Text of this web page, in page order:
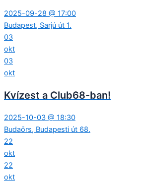
2025-09-28 @ 17:00
Budapest, Sarjú út 1.
03
okt
03
okt
Kvízest a Club68-ban!
2025-10-03 @ 18:30
Budaörs, Budapesti út 68.
22
okt
22
okt